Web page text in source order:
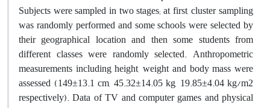
Subjects were sampled in two stages; at first, cluster sampling
was randomly performed and some schools were selected by
their geographical location and then some students from
different classes were randomly selected. Anthropometric
measurements including height, weight and body mass were
assessed (149±13.1 cm, 45.32±14.05 kg, 19.85±4.04 kg/m2
respectively). Data of TV and computer games and physical